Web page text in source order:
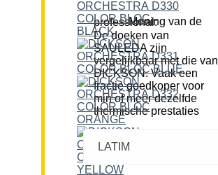
Mening van de professional:
De doeken van
SAULEDA zijn
vergelijkbaar met die van
DICKSON. Vaak een
fractie goedkoper voor
min of meer dezelfde
thermische prestaties
LATIM